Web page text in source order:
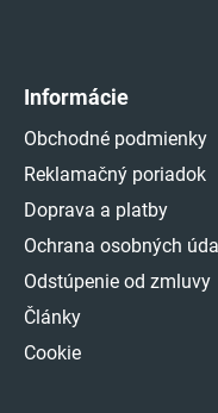
Informácie
Obchodné podmienky
Reklamačný poriadok
Doprava a platby
Ochrana osobných
Odstúpenie od zmluvy
Články
Cookie